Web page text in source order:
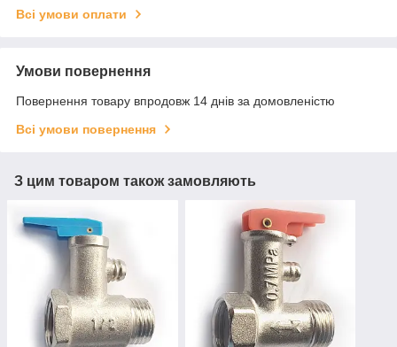
Всі умови оплати
Умови повернення
Повернення товару впродовж 14 днів за домовленістю
Всі умови повернення
З цим товаром також замовляють